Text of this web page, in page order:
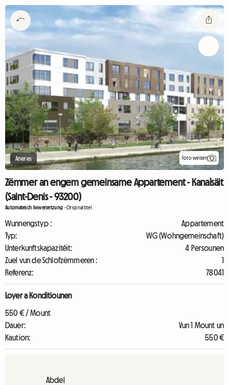
Aneres Foto weisen
Zëmmer an engem gemeinsame Appartement - Kanalsäit
(Saint-Denis - 93200)
Automatesch Iwwersetzung -Originaltitel
Wunnengstyp :
Appartement
Typ:
WG (Wohngemeinschaft)
Unterkunftskapazitéit:
4 Persounen
Zuel vun de Schlofzëmmeren :
1
Referenz:
78041
Loyer a Konditiounen
550 € / Mount
Dauer:
Vun 1 Mount un
Kaution:
550 €
Abdel